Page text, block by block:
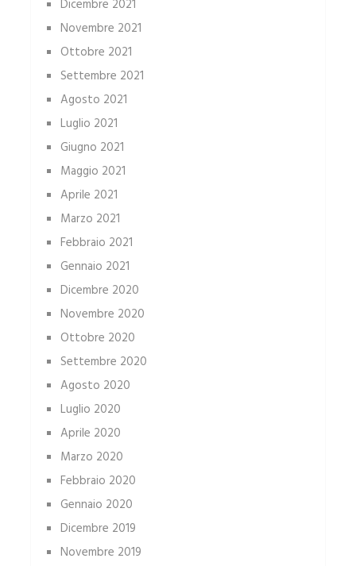
Dicembre 2021
Novembre 2021
Ottobre 2021
Settembre 2021
Agosto 2021
Luglio 2021
Giugno 2021
Maggio 2021
Aprile 2021
Marzo 2021
Febbraio 2021
Gennaio 2021
Dicembre 2020
Novembre 2020
Ottobre 2020
Settembre 2020
Agosto 2020
Luglio 2020
Aprile 2020
Marzo 2020
Febbraio 2020
Gennaio 2020
Dicembre 2019
Novembre 2019